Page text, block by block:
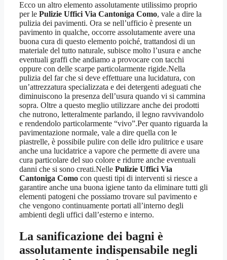
Ecco un altro elemento assolutamente utilissimo proprio
per le Pulizie Uffici Via Cantoniga Como, vale a dire la
pulizia dei pavimenti. Ora se nell’ufficio è presente un
pavimento in qualche, occorre assolutamente avere una
buona cura di questo elemento poiché, trattandosi di un
materiale del tutto naturale, subisce molto l’usura e anche
eventuali graffi che andiamo a provocare con tacchi
oppure con delle scarpe particolarmente rigide.Nella
pulizia del far che si deve effettuare una lucidatura, con
un’attrezzatura specializzata e dei detergenti adeguati che
diminuiscono la presenza dell’usura quando vi si cammina
sopra. Oltre a questo meglio utilizzare anche dei prodotti
che nutrono, letteralmente parlando, il legno ravvivandolo
e rendendolo particolarmente “vivo”.Per quanto riguarda la
pavimentazione normale, vale a dire quella con le
piastrelle, è possibile pulire con delle idro pulitrice e usare
anche una lucidatrice a vapore che permette di avere una
cura particolare del suo colore e ridurre anche eventuali
danni che si sono creati.Nelle Pulizie Uffici Via
Cantoniga Como con questi tipi di interventi si riesce a
garantire anche una buona igiene tanto da eliminare tutti gli
elementi patogeni che possiamo trovare sul pavimento e
che vengono continuamente portati all’interno degli
ambienti degli uffici dall’esterno e interno.
La sanificazione dei bagni è
assolutamente indispensabile negli